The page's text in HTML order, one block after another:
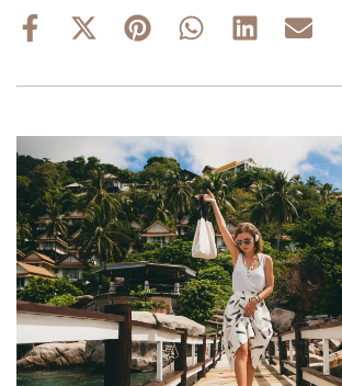
Share
Share
(Twitter)
Share Share Share Share